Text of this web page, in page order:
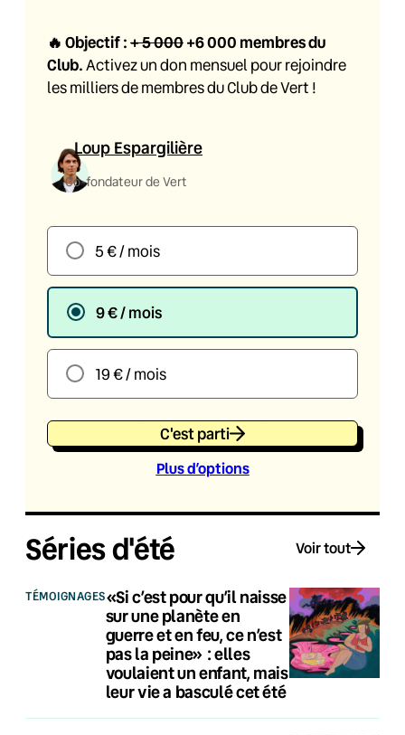
🔥 Objectif :+ 5 000+6 000 membres du
Club.Activez un don mensuel pour rejoindre
les milliers de membres du Club de Vert !
Loup Espargilière
Co-fondateur de Vert
5 € / mois
9 € / mois
19 € / mois
C'est parti
Plus d’options
Séries d'été Voir tout
TÉMOIGNAGES«Si c’est pour qu’il naisse
sur une planète en
guerre et en feu, ce n’est
pas la peine» : elles
voulaient un enfant, mais
leur vie a basculé cet été